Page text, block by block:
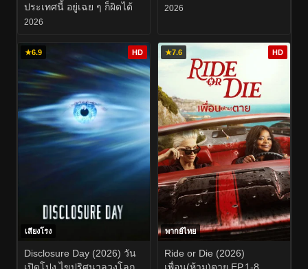
ประเทศนี้ อยู่เฉย ๆ ก็ผิดได้
2026
2026
★6.9 HD
เสียงโรง
Disclosure Day (2026) วัน
★7.6 HD
พากย์ไทย
Ride or Die (2026)